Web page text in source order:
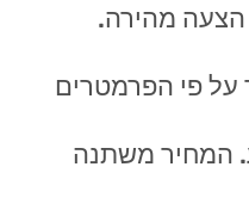
הצעה מהירה.
על פי הפרמטרים
המחיר משתנה